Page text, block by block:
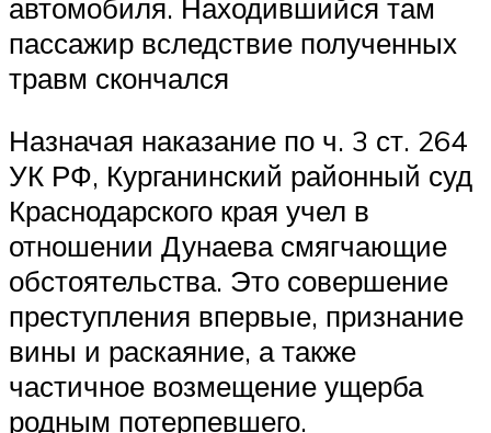
автомобиля. Находившийся там
пассажир вследствие полученных
травм скончался
Назначая наказание по ч. 3 ст. 264
УК РФ, Курганинский районный суд
Краснодарского края учел в
отношении Дунаева смягчающие
обстоятельства. Это совершение
преступления впервые, признание
вины и раскаяние, а также
частичное возмещение ущерба
родным потерпевшего.